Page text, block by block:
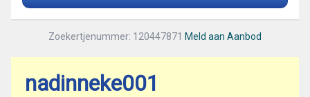
Zoekertjenummer: 120447871 Meld aan Aanbod
nadinneke001